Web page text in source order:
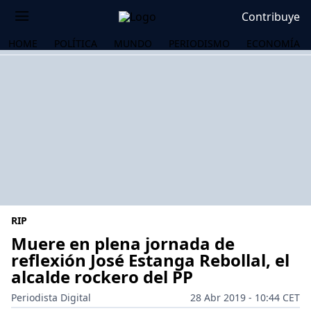
Contribuye
HOME POLÍTICA MUNDO PERIODISMO ECONOMÍA
RIP
Muere en plena jornada de
reflexión José Estanga Rebollal, el
alcalde rockero del PP
Periodista Digital
28 Abr 2019 - 10:44 CET